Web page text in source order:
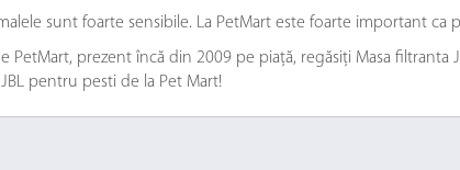
sunt foarte sensibile. La PetMart este foarte important
PetMart, prezent încă din 2009 pe piață, regăsiți Masa
pentru pesti de la Pet Mart!